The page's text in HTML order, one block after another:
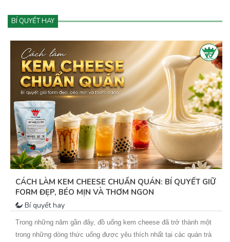
BÍ QUYẾT HAY
CÁCH LÀM KEM CHEESE CHUẨN QUÁN: BÍ QUYẾT GIỮ
FORM ĐẸP, BÉO MỊN VÀ THƠM NGON
Bí quyết hay
Trong những năm gần đây, đồ uống kem cheese đã trở thành một
trong những dòng thức uống được yêu thích nhất tại các quán trà